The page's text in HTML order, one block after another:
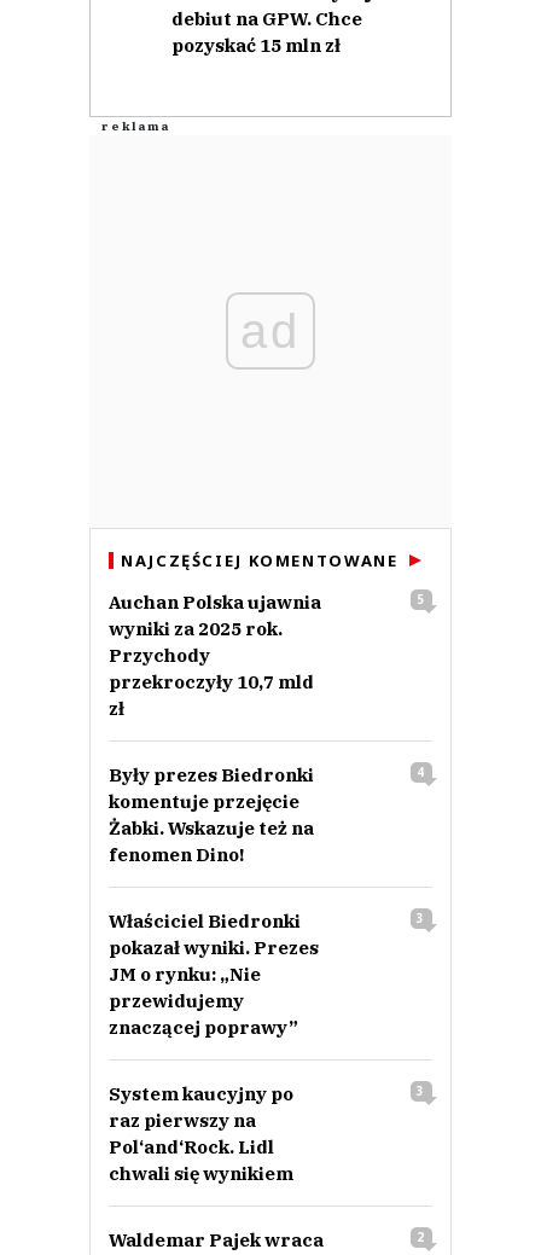
debiut na GPW. Chce
pozyskać 15 mln zł
ad
NAJCZĘŚCIEJ KOMENTOWANE
Auchan Polska ujawnia
wyniki za 2025 rok.
Przychody
przekroczyły 10,7 mld
zł
5
Były prezes Biedronki
komentuje przejęcie
Żabki. Wskazuje też na
fenomen Dino!
4
Właściciel Biedronki
pokazał wyniki. Prezes
JM o rynku: „Nie
przewidujemy
znaczącej poprawy”
3
System kaucyjny po
raz pierwszy na
Pol‘and‘Rock. Lidl
chwali się wynikiem
3
Waldemar Pajek wraca
2